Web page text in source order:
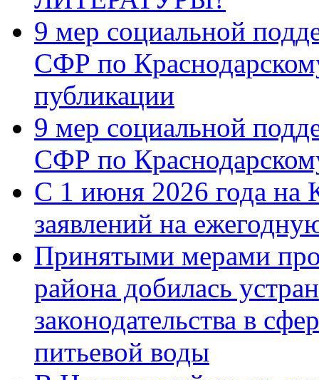
9 мер социальной
СФР по
публикации
9 мер социальной
СФР по
С 1 июня 2026 года на
заявлений на
Принятыми мерами
района добилась
законодательства в
питьевой воды